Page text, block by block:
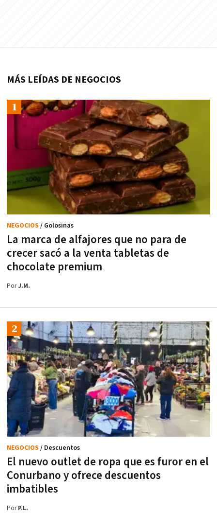
MÁS LEÍDAS DE NEGOCIOS
La marca de alfajores que no para de
crecer sacó a la venta tabletas de
chocolate premium
NEGOCIOS / Golosinas
PorJ.M.
El nuevo outlet de ropa que es furor en el
Conurbano y ofrece descuentos
imbatibles
NEGOCIOS / Descuentos
PorP.L.